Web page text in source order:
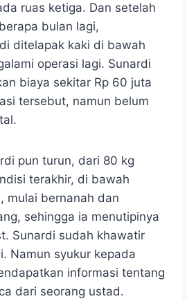
ruas ketiga. Dan setelah
bulan lagi,
ditelapak kaki di bawah
operasi lagi. Sunardi
biaya sekitar Rp 60 juta
tersebut, namun belum
pun turun, dari 80 kg
terakhir, di bawah
mulai bernanah dan
sehingga ia menutipinya
Sunardi sudah khawatir
Namun syukur kepada
informasi tentang
dari seorang ustad.